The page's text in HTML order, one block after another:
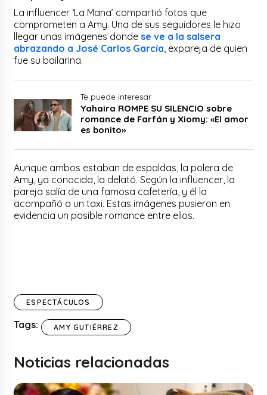
La influencer ‘La Mana’ compartió fotos que
comprometen a Amy. Una de sus seguidores le hizo
llegar unas imágenes donde se ve a la salsera
abrazando a José Carlos García , expareja de quien
fue su bailarina.
Te puede interesar
Yahaira ROMPE SU SILENCIO sobre
romance de Farfán y Xiomy: «El amor
es bonito»
Aunque ambos estaban de espaldas, la polera de
Amy, ya conocida, la delató. Según la influencer, la
pareja salía de una famosa cafetería, y él la
acompañó a un taxi. Estas imágenes pusieron en
evidencia un posible romance entre ellos.
ESPECTÁCULOS
Tags: AMY GUTIÉRREZ
Noticias relacionadas